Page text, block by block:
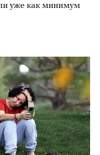
уже как минимум